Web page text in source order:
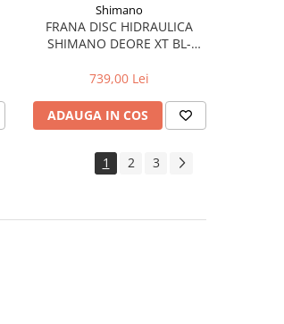
Shimano
FRANA DISC HIDRAULICA
SHIMANO DEORE XT BL-
PLACUTE METAL/RADIATOR
739,00 Lei
ADAUGA IN COS
1 2 3